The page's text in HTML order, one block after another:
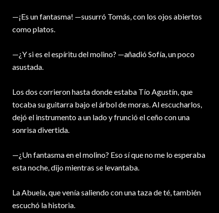
—¡Es un fantasma! —susurró Tomás, con los ojos abiertos
como platos.
—¿Y si es el espíritu del molino? —añadió Sofía, un poco
asustada.
Los dos corrieron hasta donde estaba Tío Agustín, que
tocaba su guitarra bajo el árbol de moras. Al escucharlos,
dejó el instrumento a un lado y frunció el ceño con una
sonrisa divertida.
—¿Un fantasma en el molino? Eso sí que no me lo esperaba
esta noche, dijo mientras se levantaba.
La Abuela, que venía saliendo con una taza de té, también
escuchó la historia.